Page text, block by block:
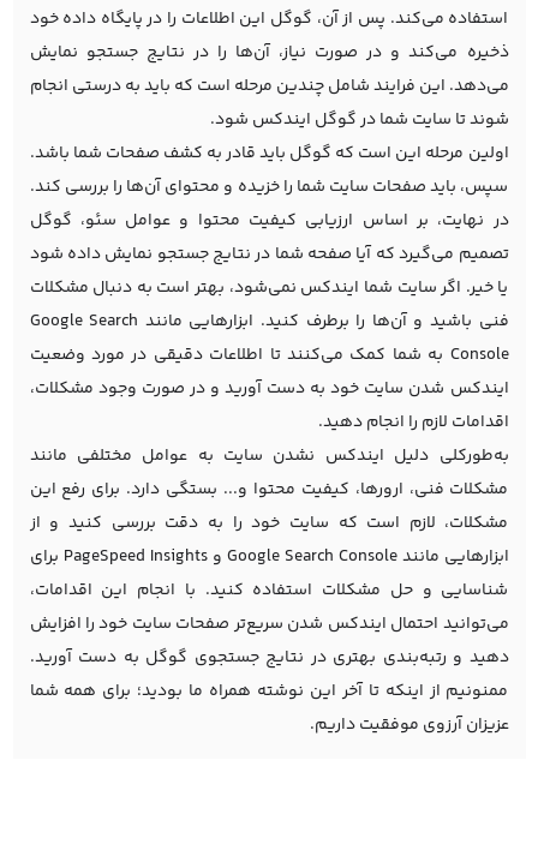
استفاده می‌کند. پس از آن، گوگل این اطلاعات را در پایگاه داده خود
ذخیره می‌کند و در صورت نیاز، آن‌ها را در نتایج جستجو نمایش
می‌دهد. این فرایند شامل چندین مرحله است که باید به درستی انجام
شوند تا سایت شما در گوگل ایندکس شود.
اولین مرحله این است که گوگل باید قادر به کشف صفحات شما باشد.
سپس، باید صفحات سایت شما را خزیده و محتوای آن‌ها را بررسی کند.
در نهایت، بر اساس ارزیابی کیفیت محتوا و عوامل سئو، گوگل
تصمیم می‌گیرد که آیا صفحه شما در نتایج جستجو نمایش داده شود
یا خیر. اگر سایت شما ایندکس نمی‌شود، بهتر است به دنبال مشکلات
فنی باشید و آن‌ها را برطرف کنید. ابزارهایی مانند Google Search
Console به شما کمک می‌کنند تا اطلاعات دقیقی در مورد وضعیت
ایندکس شدن سایت خود به دست آورید و در صورت وجود مشکلات،
اقدامات لازم را انجام دهید.
به‌طورکلی دلیل ایندکس نشدن سایت به عوامل مختلفی مانند
مشکلات فنی، ارورها، کیفیت محتوا و... بستگی دارد. برای رفع این
مشکلات، لازم است که سایت خود را به دقت بررسی کنید و از
ابزارهایی مانند Google Search Console و PageSpeed Insights برای
شناسایی و حل مشکلات استفاده کنید. با انجام این اقدامات،
می‌توانید احتمال ایندکس شدن سریع‌تر صفحات سایت خود را افزایش
دهید و رتبه‌بندی بهتری در نتایج جستجوی گوگل به دست آورید.
ممنونیم از اینکه تا آخر این نوشته همراه ما بودید؛ برای همه شما
عزیزان آرزوی موفقیت داریم.